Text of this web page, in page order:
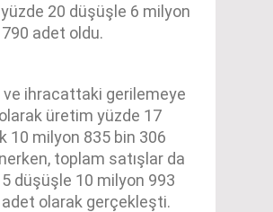
20 düşüşle 6 milyon
adet oldu.
ve ihracattaki gerilemeye
üretim yüzde 17
10 milyon 835 bin 306
toplam satışlar da
düşüşle 10 milyon 993
adet olarak gerçekleşti.